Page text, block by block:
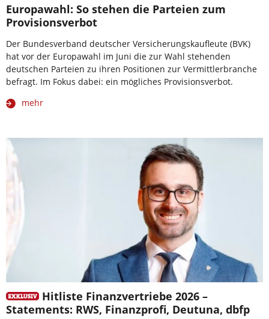
Europawahl: So stehen die Parteien zum
Provisionsverbot
Der Bundesverband deutscher Versicherungskaufleute (BVK)
hat vor der Europawahl im Juni die zur Wahl stehenden
deutschen Parteien zu ihren Positionen zur Vermittlerbranche
befragt. Im Fokus dabei: ein mögliches Provisionsverbot.
mehr
Hitliste Finanzvertriebe 2026 –
Statements: RWS, Finanzprofi, Deutuna, dbfp